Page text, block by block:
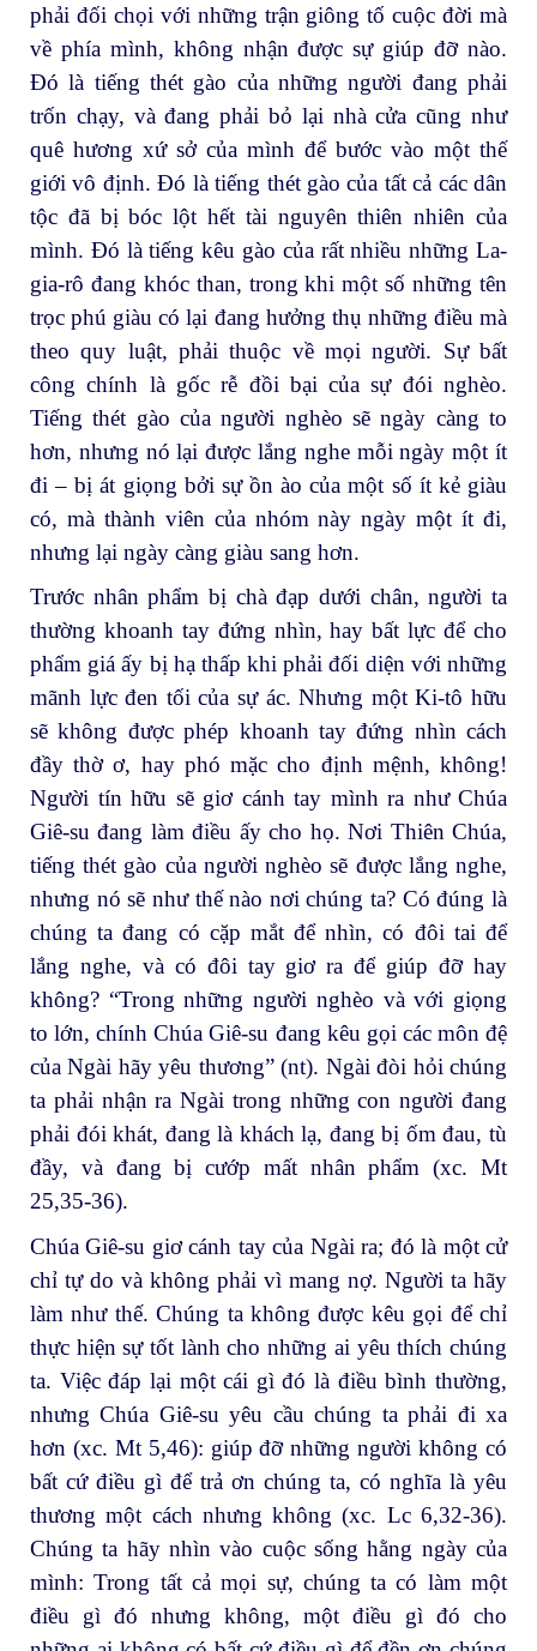
phải đối chọi với những trận giông tố cuộc đời mà
về phía mình, không nhận được sự giúp đỡ nào.
Đó là tiếng thét gào của những người đang phải
trốn chạy, và đang phải bỏ lại nhà cửa cũng như
quê hương xứ sở của mình để bước vào một thế
giới vô định. Đó là tiếng thét gào của tất cả các dân
tộc đã bị bóc lột hết tài nguyên thiên nhiên của
mình. Đó là tiếng kêu gào của rất nhiều những La-
gia-rô đang khóc than, trong khi một số những tên
trọc phú giàu có lại đang hưởng thụ những điều mà
theo quy luật, phải thuộc về mọi người. Sự bất
công chính là gốc rễ đồi bại của sự đói nghèo.
Tiếng thét gào của người nghèo sẽ ngày càng to
hơn, nhưng nó lại được lắng nghe mỗi ngày một ít
đi – bị át giọng bởi sự ồn ào của một số ít kẻ giàu
có, mà thành viên của nhóm này ngày một ít đi,
nhưng lại ngày càng giàu sang hơn.
Trước nhân phẩm bị chà đạp dưới chân, người ta
thường khoanh tay đứng nhìn, hay bất lực để cho
phẩm giá ấy bị hạ thấp khi phải đối diện với những
mãnh lực đen tối của sự ác. Nhưng một Ki-tô hữu
sẽ không được phép khoanh tay đứng nhìn cách
đầy thờ ơ, hay phó mặc cho định mệnh, không!
Người tín hữu sẽ giơ cánh tay mình ra như Chúa
Giê-su đang làm điều ấy cho họ. Nơi Thiên Chúa,
tiếng thét gào của người nghèo sẽ được lắng nghe,
nhưng nó sẽ như thế nào nơi chúng ta? Có đúng là
chúng ta đang có cặp mắt để nhìn, có đôi tai để
lắng nghe, và có đôi tay giơ ra để giúp đỡ hay
không? “Trong những người nghèo và với giọng
to lớn, chính Chúa Giê-su đang kêu gọi các môn đệ
của Ngài hãy yêu thương” (nt). Ngài đòi hỏi chúng
ta phải nhận ra Ngài trong những con người đang
phải đói khát, đang là khách lạ, đang bị ốm đau, tù
đầy, và đang bị cướp mất nhân phẩm (xc. Mt
25,35-36).
Chúa Giê-su giơ cánh tay của Ngài ra; đó là một cử
chỉ tự do và không phải vì mang nợ. Người ta hãy
làm như thế. Chúng ta không được kêu gọi để chỉ
thực hiện sự tốt lành cho những ai yêu thích chúng
ta. Việc đáp lại một cái gì đó là điều bình thường,
nhưng Chúa Giê-su yêu cầu chúng ta phải đi xa
hơn (xc. Mt 5,46): giúp đỡ những người không có
bất cứ điều gì để trả ơn chúng ta, có nghĩa là yêu
thương một cách nhưng không (xc. Lc 6,32-36).
Chúng ta hãy nhìn vào cuộc sống hằng ngày của
mình: Trong tất cả mọi sự, chúng ta có làm một
điều gì đó nhưng không, một điều gì đó cho